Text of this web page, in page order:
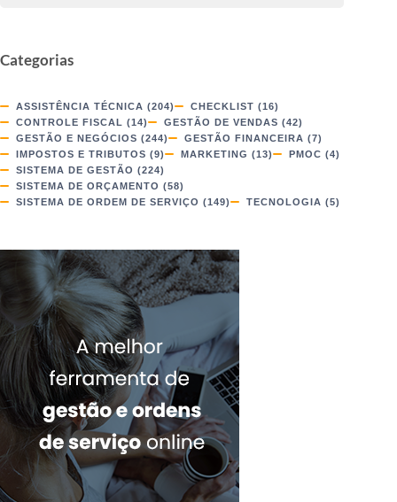
Categorias
ASSISTÊNCIA TÉCNICA (204) CHECKLIST (16)
CONTROLE FISCAL (14) GESTÃO DE VENDAS (42)
GESTÃO E NEGÓCIOS (244) GESTÃO FINANCEIRA (7)
IMPOSTOS E TRIBUTOS (9) MARKETING (13) PMOC (4)
SISTEMA DE GESTÃO (224)
SISTEMA DE ORÇAMENTO (58)
SISTEMA DE ORDEM DE SERVIÇO (149) TECNOLOGIA (5)